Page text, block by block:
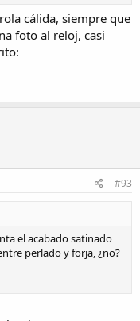
cálida, siempre que
foto al reloj, casi
#93
el acabado satinado
perlado y forja, ¿no?